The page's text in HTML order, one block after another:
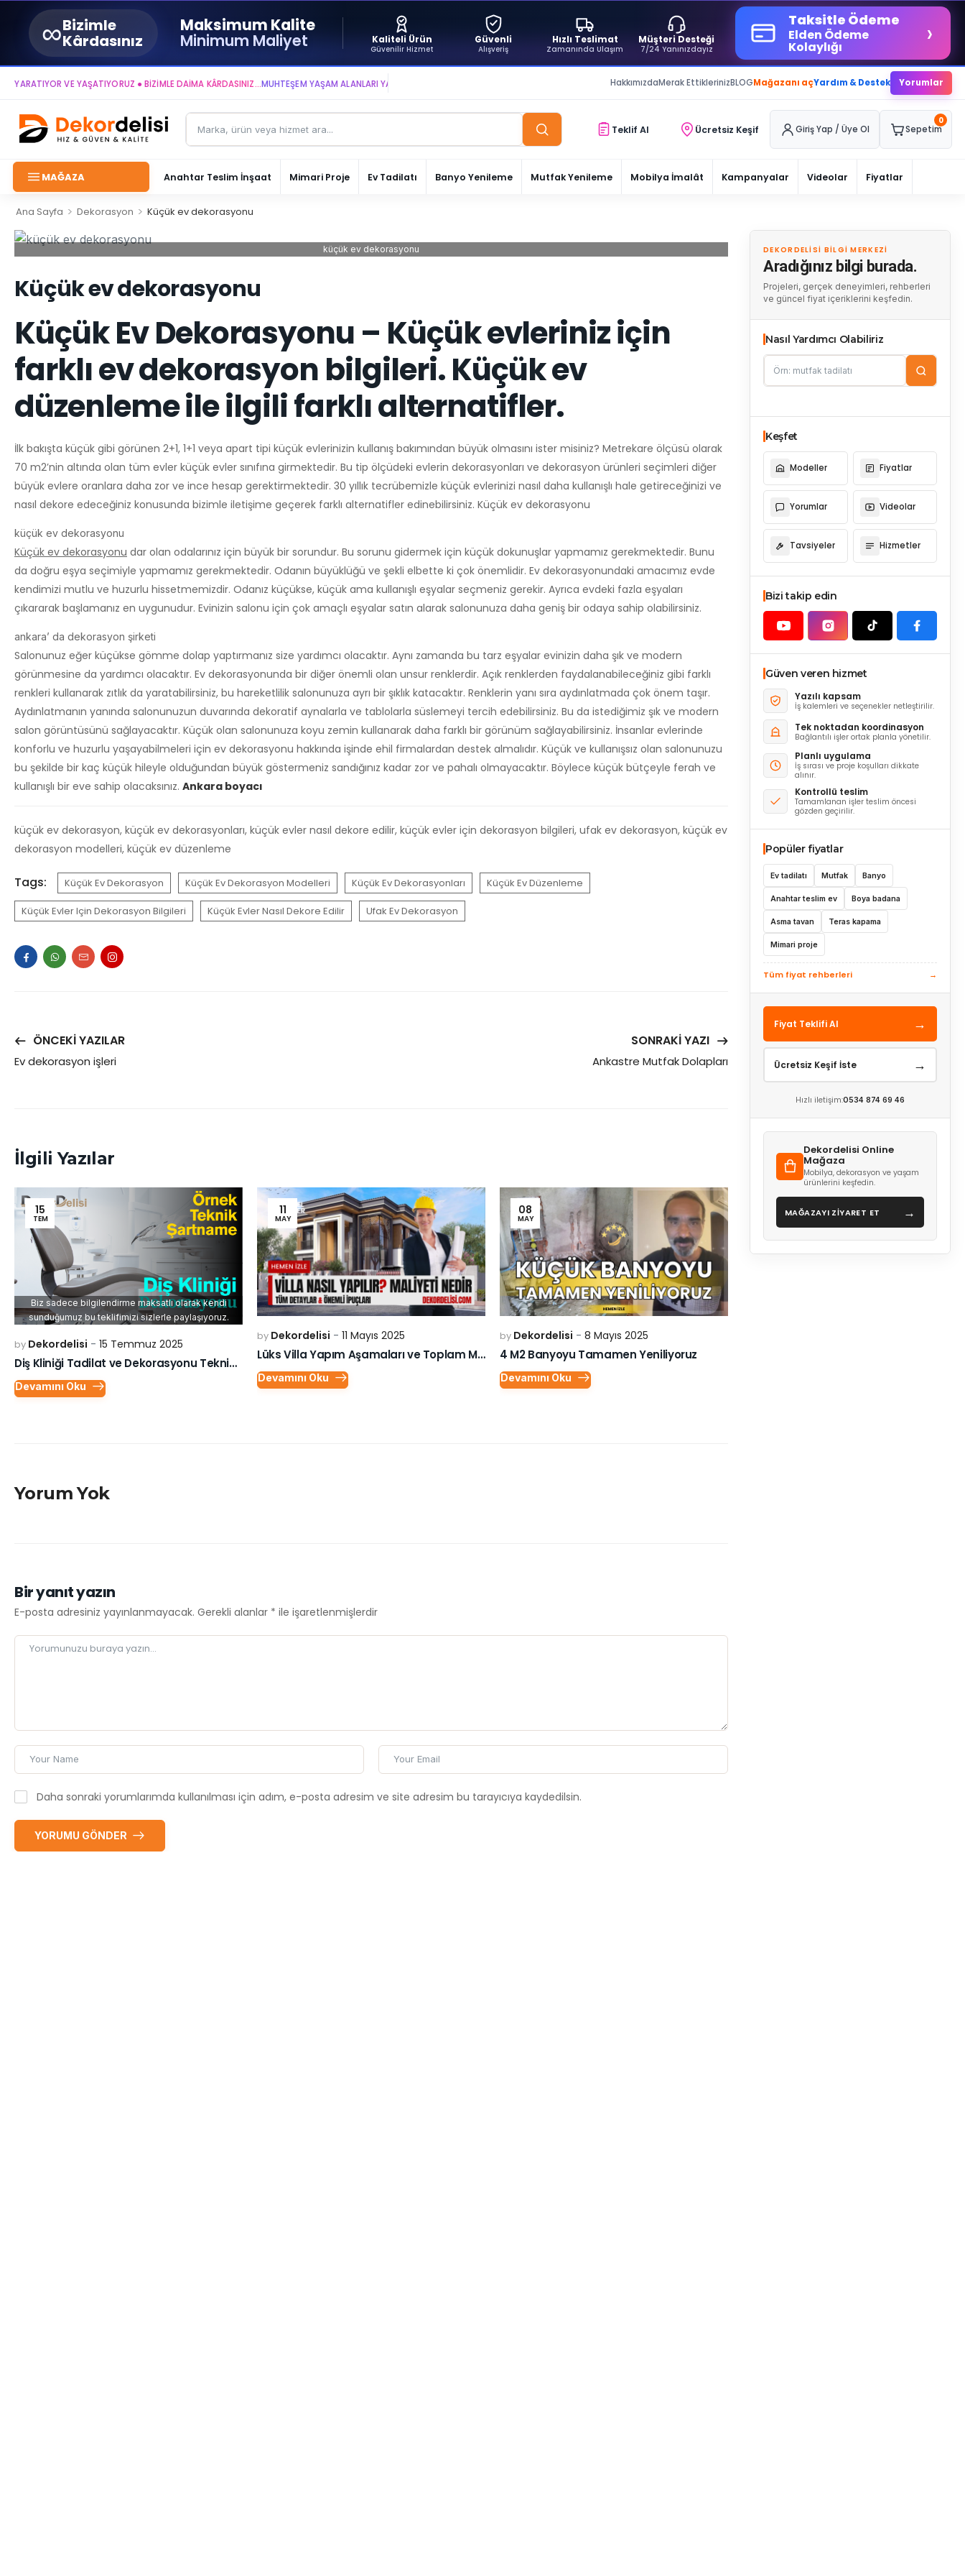
∞Bizimle
Kârdasınız
Maksimum Kalite
Minimum Maliyet Kaliteli Ürün
Güvenilir Hizmet
Güvenli
Alışveriş
Hızlı Teslimat
Zamanında Ulaşım
Müşteri Desteği
7/24 Yanınızdayız
Taksitle Ödeme
Elden Ödeme
Kolaylığı ›
VE YAŞATIYORUZ ● BİZİMLE DAİMA KÂRDASINIZ...MUHTEŞEM YAŞAM ALANLARI YARATIYOR VE YAŞATIYORUZ ● BİZİMLE DAİMA KÂRDASINIZ... HakkımızdaMerak EttiklerinizBLOGMağazanı açYardım & Destek Yorumlar
Teklif Al Ücretsiz Keşif Giriş Yap / Üye Ol
0
Sepetim
MAĞAZA Anahtar Teslim İnşaat Mimari Proje Ev Tadilatı Banyo Yenileme Mutfak Yenileme Mobilya İmalât Kampanyalar Videolar Fiyatlar
Ana Sayfa > Dekorasyon > Küçük ev dekorasyonu
DEKORDELISI BILGI MERKEZI
Aradığınız bilgi burada.
Projeleri, gerçek deneyimleri, rehberleri
ve güncel fiyat içeriklerini keşfedin.
Nasıl Yardımcı Olabiliriz
Keşfet
Modeller Fiyatlar
Yorumlar Videolar
Tavsiyeler Hizmetler
Bizi takip edin
Güven veren hizmet
Yazılı kapsam
İş kalemleri ve seçenekler netleştirilir.
Tek noktadan koordinasyon
Bağlantılı işler ortak planla yönetilir.
Planlı uygulama
İş sırası ve proje koşulları dikkate
alınır.
Kontrollü teslim
Tamamlanan işler teslim öncesi
gözden geçirilir.
Popüler fiyatlar
Ev tadilatı Mutfak Banyo
Anahtar teslim ev Boya badana
Asma tavan Teras kapama
Mimari proje
Tüm fiyat rehberleri →
Fiyat Teklifi Al →
Ücretsiz Keşif İste →
Hızlı iletişim:0534 874 69 46
Dekordelisi Online
Mağaza
Mobilya, dekorasyon ve yaşam
ürünlerini keşfedin.
MAĞAZAYI ZİYARET ET →
küçük ev dekorasyonu
Küçük ev dekorasyonu
Küçük Ev Dekorasyonu – Küçük evleriniz için
farklı ev dekorasyon bilgileri. Küçük ev
düzenleme ile ilgili farklı alternatifler.
İlk bakışta küçük gibi görünen 2+1, 1+1 veya apart tipi küçük evlerinizin kullanış bakımından büyük olmasını ister misiniz? Metrekare ölçüsü olarak
70 m2’nin altında olan tüm evler küçük evler sınıfına girmektedir. Bu tip ölçüdeki evlerin dekorasyonları ve dekorasyon ürünleri seçimleri diğer
büyük evlere oranlara daha zor ve ince hesap gerektirmektedir. 30 yıllık tecrübemizle küçük evlerinizi nasıl daha kullanışlı hale getireceğinizi ve
nasıl dekore edeceğiniz konusunda bizimle iletişime geçerek farklı alternatifler edinebilirsiniz. Küçük ev dekorasyonu
küçük ev dekorasyonu
Küçük ev dekorasyonu dar olan odalarınız için büyük bir sorundur. Bu sorunu gidermek için küçük dokunuşlar yapmamız gerekmektedir. Bunu
da doğru eşya seçimiyle yapmamız gerekmektedir. Odanın büyüklüğü ve şekli elbette ki çok önemlidir. Ev dekorasyonundaki amacımız evde
kendimizi mutlu ve huzurlu hissetmemizdir. Odanız küçükse, küçük ama kullanışlı eşyalar seçmeniz gerekir. Ayrıca evdeki fazla eşyaları
çıkararak başlamanız en uygunudur. Evinizin salonu için çok amaçlı eşyalar satın alarak salonunuza daha geniş bir odaya sahip olabilirsiniz.
ankara’ da dekorasyon şirketi
Salonunuz eğer küçükse gömme dolap yaptırmanız size yardımcı olacaktır. Aynı zamanda bu tarz eşyalar evinizin daha şık ve modern
görünmesine da yardımcı olacaktır. Ev dekorasyonunda bir diğer önemli olan unsur renklerdir. Açık renklerden faydalanabileceğiniz gibi farklı
renkleri kullanarak zıtlık da yaratabilirsiniz, bu hareketlilik salonunuza ayrı bir şıklık katacaktır. Renklerin yanı sıra aydınlatmada çok önem taşır.
Aydınlatmanın yanında salonunuzun duvarında dekoratif aynalarla ve tablolarla süslemeyi tercih edebilirsiniz. Bu da istediğimiz şık ve modern
salon görüntüsünü sağlayacaktır. Küçük olan salonunuza koyu zemin kullanarak daha farklı bir görünüm sağlayabilirsiniz. İnsanlar evlerinde
konforlu ve huzurlu yaşayabilmeleri için ev dekorasyonu hakkında işinde ehil firmalardan destek almalıdır. Küçük ve kullanışsız olan salonunuzu
bu şekilde bir kaç küçük hileyle olduğundan büyük göstermeniz sandığınız kadar zor ve pahalı olmayacaktır. Böylece küçük bütçeyle ferah ve
kullanışlı bir eve sahip olacaksınız. Ankara boyacı
küçük ev dekorasyon, küçük ev dekorasyonları, küçük evler nasıl dekore edilir, küçük evler için dekorasyon bilgileri, ufak ev dekorasyon, küçük ev
dekorasyon modelleri, küçük ev düzenleme
Tags: Küçük Ev Dekorasyon Küçük Ev Dekorasyon Modelleri Küçük Ev Dekorasyonları Küçük Ev Düzenleme
Küçük Evler Için Dekorasyon Bilgileri Küçük Evler Nasıl Dekore Edilir Ufak Ev Dekorasyon
ÖNCEKI YAZILAR
Ev dekorasyon işleri
SONRAKI YAZI
Ankastre Mutfak Dolapları
İlgili Yazılar
15
TEM
Biz sadece bilgilendirme maksatlı olarak kendi
sunduğumuz bu teklifimizi sizlerle paylaşıyoruz.
by Dekordelisi 15 Temmuz 2025
Diş Kliniği Tadilat ve Dekorasyonu Teknik Şartnamesi
Devamını Oku
11
MAY
by Dekordelisi 11 Mayıs 2025
Lüks Villa Yapım Aşamaları ve Toplam Maliyeti
Devamını Oku
08
MAY
by Dekordelisi 8 Mayıs 2025
4 M2 Banyoyu Tamamen Yeniliyoruz
Devamını Oku
Yorum Yok
Bir yanıt yazın
E-posta adresiniz yayınlanmayacak. Gerekli alanlar * ile işaretlenmişlerdir
Daha sonraki yorumlarımda kullanılması için adım, e-posta adresim ve site adresim bu tarayıcıya kaydedilsin.
YORUMU GÖNDER